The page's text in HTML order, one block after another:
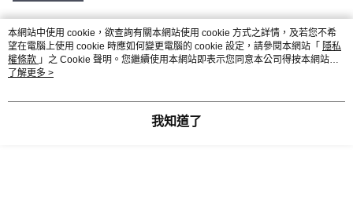
熱門標籤
本網站中使用 cookie，欲查詢有關本網站使用 cookie 方式之詳情，及若您不希
望在電腦上使用 cookie 時應如何變更電腦的 cookie 設定，請參閱本網站「 隱私
權條款 」之 Cookie 聲明。您繼續使用本網站即表示您同意本公司得按本網站使
用條款之 Cookie 聲明使用 cookie。
了解更多 >
我知道了